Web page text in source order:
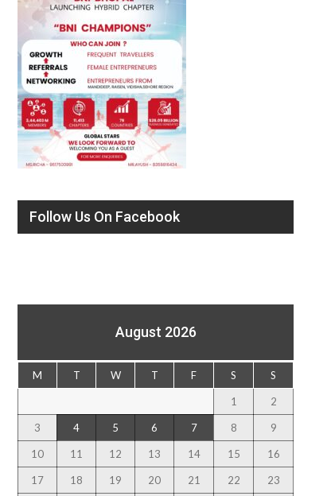
Follow Us On Facebook
August 2026
M T W T F S S
1 2
3 4 5 6 7 8 9
10 11 12 13 14 15 16
17 18 19 20 21 22 23